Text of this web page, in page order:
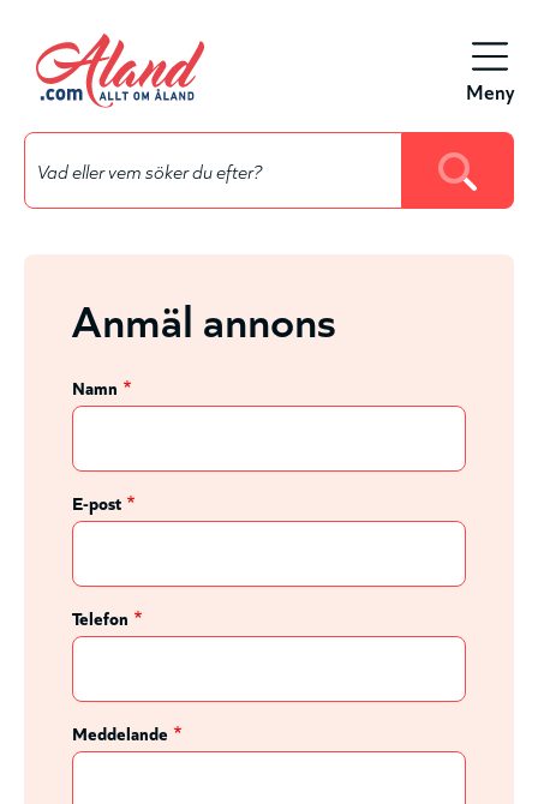
Hyppää
pääsisältöön
Meny
Anmäl annons
Namn
E-post
Telefon
Meddelande